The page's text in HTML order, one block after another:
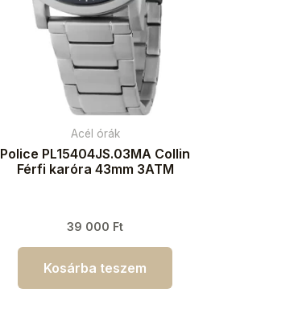
Acél órák
Police PL15404JS.03MA Collin
Férfi karóra 43mm 3ATM
39 000 Ft
Kosárba teszem